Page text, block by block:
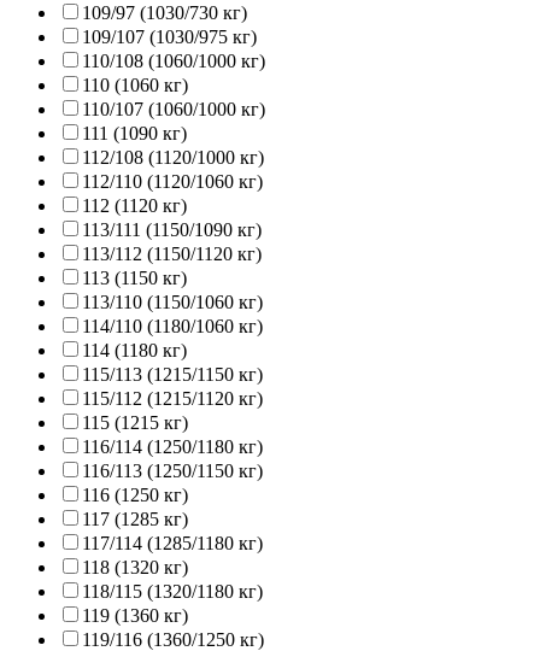
109/97 (1030/730 кг)
109/107 (1030/975 кг)
110/108 (1060/1000 кг)
110 (1060 кг)
110/107 (1060/1000 кг)
111 (1090 кг)
112/108 (1120/1000 кг)
112/110 (1120/1060 кг)
112 (1120 кг)
113/111 (1150/1090 кг)
113/112 (1150/1120 кг)
113 (1150 кг)
113/110 (1150/1060 кг)
114/110 (1180/1060 кг)
114 (1180 кг)
115/113 (1215/1150 кг)
115/112 (1215/1120 кг)
115 (1215 кг)
116/114 (1250/1180 кг)
116/113 (1250/1150 кг)
116 (1250 кг)
117 (1285 кг)
117/114 (1285/1180 кг)
118 (1320 кг)
118/115 (1320/1180 кг)
119 (1360 кг)
119/116 (1360/1250 кг)